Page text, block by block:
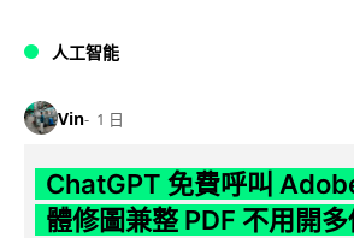
人工智能
Vin 1 日
ChatGPT 免費呼叫
體修圖兼整 PDF 不用開